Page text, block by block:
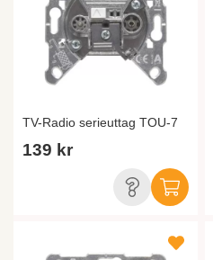
TV-Radio serieuttag TOU-7
139 kr